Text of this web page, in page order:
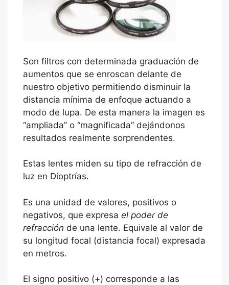
Son filtros con determinada graduación de
aumentos que se enroscan delante de
nuestro objetivo permitiendo disminuir la
distancia mínima de enfoque actuando a
modo de lupa. De esta manera la imagen es
“ampliada” o “magnificada” dejándonos
resultados realmente sorprendentes.
Estas lentes miden su tipo de refracción de
luz en Dioptrías.
Es una unidad de valores, positivos o
negativos, que expresa el poder de
refracción de una lente. Equivale al valor de
su longitud focal (distancia focal) expresada
en metros.
El signo positivo (+) corresponde a las